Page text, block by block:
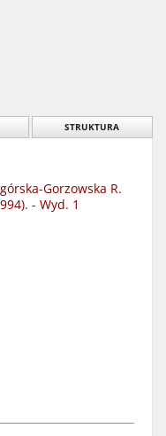
STRUKTURA
Gorzowska R.
- Wyd. 1